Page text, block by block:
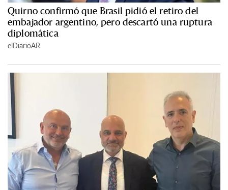
Quirno confirmó que Brasil pidió el retiro del
embajador argentino, pero descartó una ruptura
diplomática
elDiarioAR